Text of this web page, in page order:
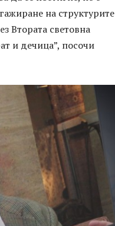
на структурите
Втората световна
и дечица”, посочи